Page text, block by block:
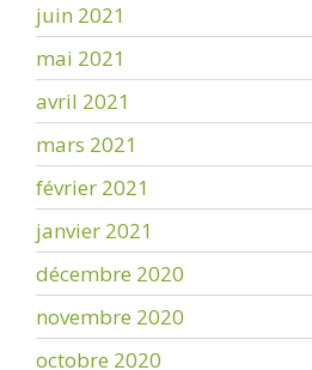
juin 2021
mai 2021
avril 2021
mars 2021
février 2021
janvier 2021
décembre 2020
novembre 2020
octobre 2020